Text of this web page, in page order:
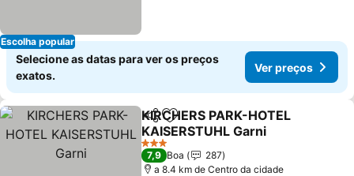
Escolha popular
Selecione as datas para ver os preços
exatos.
Ver preços
PartilharAdicionar aos favoritos
KIRCHERS PARK-HOTEL
KAISERSTUHL Garni
Ver preços
3 Estrelas
7,9 Boa
287
a 8.4 km de Centro da cidade